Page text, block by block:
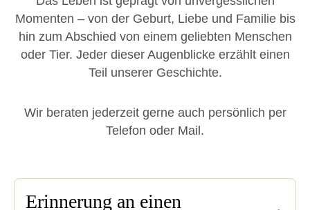
Momenten – von der Geburt, Liebe und Familie bis
hin zum Abschied von einem geliebten Menschen
oder Tier. Jeder dieser Augenblicke erzählt einen
Teil unserer Geschichte.
Wir beraten jederzeit gerne auch persönlich per
Telefon oder Mail.
Erinnerung an einen